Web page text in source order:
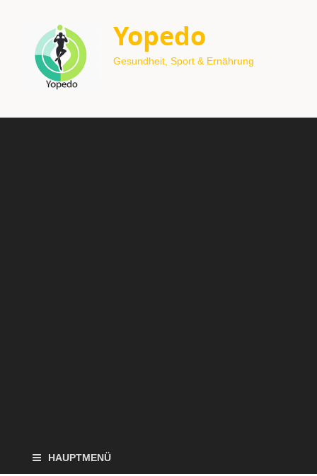
Yopedo
Gesundheit, Sport & Ernährung
HAUPTMENÜ